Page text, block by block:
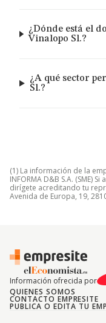
¿Dónde está el
Vinalopo Sl.?
¿A qué sector
Sl.?
(1) La información de la
INFORMA D&B S.A. (SME)
dirígete acreditando tu
Avenida de Europa, 19,
Información ofrecida por
QUIENES SOMOS
CONTACTO EMPRESITE
PUBLICA O EDITA TU